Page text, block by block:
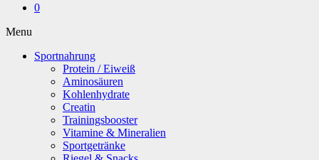
0
Menu
Sportnahrung
Protein / Eiweiß
Aminosäuren
Kohlenhydrate
Creatin
Trainingsbooster
Vitamine & Mineralien
Sportgetränke